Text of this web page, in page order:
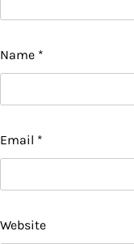
Name *
Email *
Website